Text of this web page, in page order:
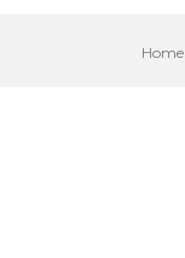
Home